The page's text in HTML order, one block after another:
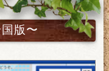
版〜